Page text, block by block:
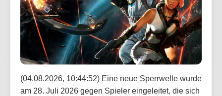
(04.08.2026, 10:44:52) Eine neue Sperrwelle wurde
am 28. Juli 2026 gegen Spieler eingeleitet, die sich